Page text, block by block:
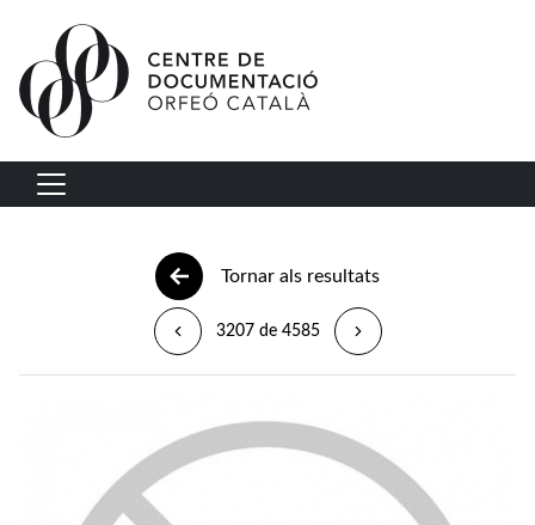
Vés al contingut
Navegació principal
Tornar als resultats
3207 de 4585